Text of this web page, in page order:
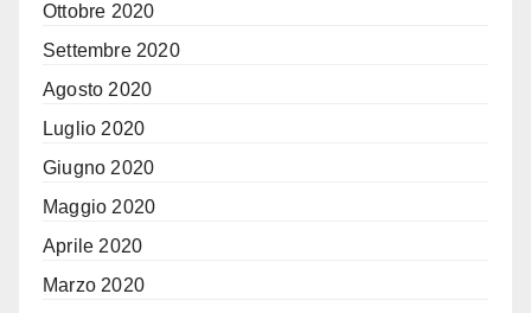
Ottobre 2020
Settembre 2020
Agosto 2020
Luglio 2020
Giugno 2020
Maggio 2020
Aprile 2020
Marzo 2020